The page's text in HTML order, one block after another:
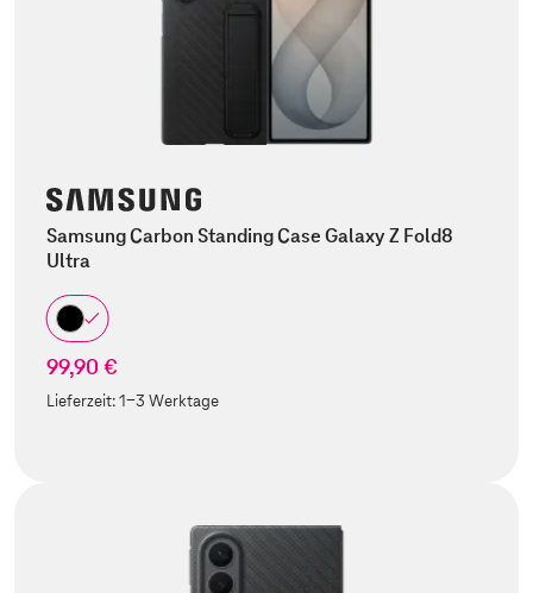
Samsung Carbon Standing Case Galaxy Z Fold8
Ultra
99,90 €
Lieferzeit:1-3 Werktage